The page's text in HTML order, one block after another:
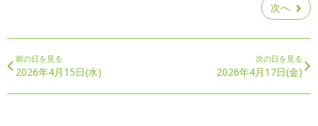
次へ
前の日を見る
2026年4月15日(水)
次の日を見る
2026年4月17日(金)